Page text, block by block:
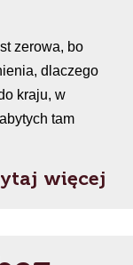
zerowa, bo
dlaczego
kraju, w
tam
więcej